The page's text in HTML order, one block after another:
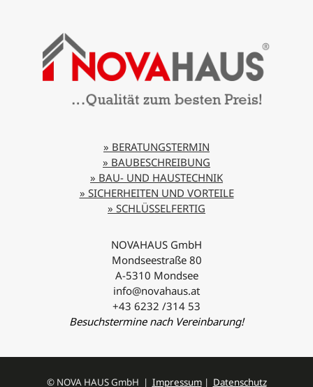
» BERATUNGSTERMIN
» BAUBESCHREIBUNG
» BAU- UND HAUSTECHNIK
» SICHERHEITEN UND VORTEILE
» SCHLÜSSELFERTIG
NOVAHAUS GmbH
Mondseestraße 80
A-5310 Mondsee
info@novahaus.at
+43 6232 /314 53
Besuchstermine nach Vereinbarung!
© NOVA HAUS GmbH | Impressum| Datenschutz